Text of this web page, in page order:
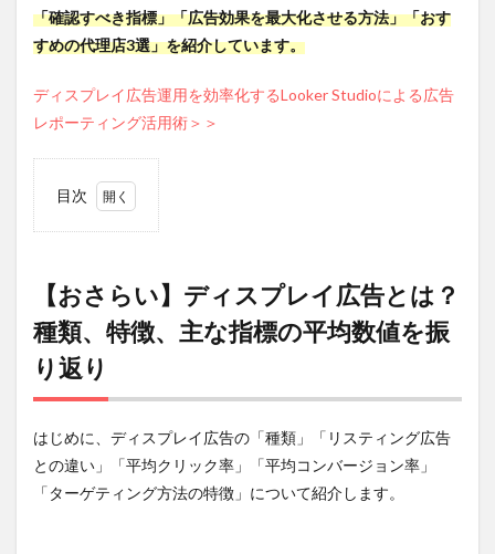
「確認すべき指標」「広告効果を最大化させる方法」「おす
すめの代理店3選」を紹介しています。
ディスプレイ広告運用を効率化するLooker Studioによる広告
レポーティング活用術＞＞
目次
い】
ディ
スプ
レイ
広告
と
は？
類、
特
徴、
主な
【おさらい】ディスプレイ広告とは？
種類、特徴、主な指標の平均数値を振
り返り
はじめに、ディスプレイ広告の「種類」「リスティング広告
との違い」「平均クリック率」「平均コンバージョン率」
「ターゲティング方法の特徴」について紹介します。